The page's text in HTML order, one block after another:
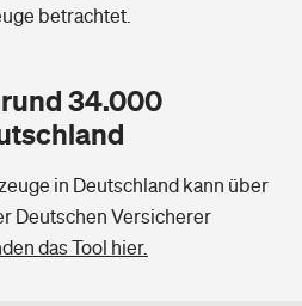
betrachtet.
34.000
in Deutschland kann über
Deutschen Versicherer
das Tool hier.